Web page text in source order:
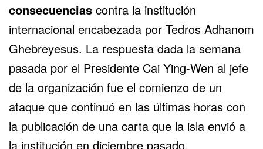
consecuencias contra la institución
internacional encabezada por Tedros Adhanom
Ghebreyesus. La respuesta dada la semana
pasada por el Presidente Cai Ying-Wen al jefe
de la organización fue el comienzo de un
ataque que continuó en las últimas horas con
la publicación de una carta que la isla envió a
la institución en diciembre pasado.